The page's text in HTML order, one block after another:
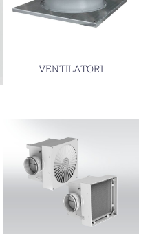
VENTILATORI